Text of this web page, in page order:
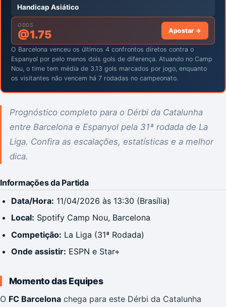
Handicap Asiático
ODDS
@1.75 Apostar →
O Barcelona venceu os últimos 4 confrontos diretos contra o
Espanyol por pelo menos dois gols de diferença. Atuando no Camp
Nou, o time tem média de 3.13 gols marcados por jogo, enquanto
os visitantes não vencem há 7 rodadas no campeonato.
Prognóstico completo para o Dérbi da Catalunha
entre Barcelona e Espanyol pela 31ª rodada de La
Liga. Confira as escalações, estatísticas e a melhor
dica.
Informações da Partida
Data/Hora: 11/04/2026 às 13:30 (Brasília)
Local: Spotify Camp Nou, Barcelona
Competição: La Liga (31ª Rodada)
Onde assistir: ESPN e Star+
Momento das Equipes
O FC Barcelona chega para este Dérbi da Catalunha